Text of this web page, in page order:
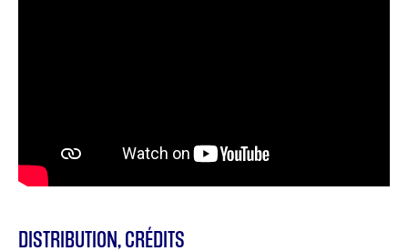
DISTRIBUTION, CRÉDITS